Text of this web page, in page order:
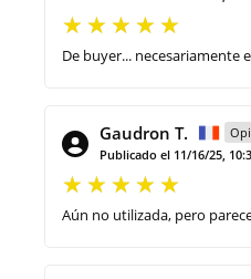
De buyer... necesariamente
Gaudron T.
Publicado el 11/16/25,
Aún no utilizada, pero